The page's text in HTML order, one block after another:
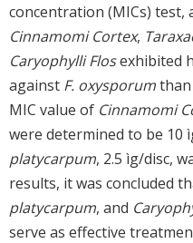
concentration (MICs) test,
Cinnamomi Cortex,
Caryophylli Flosexhibited
against F. oxysporum
MIC value of Cinnamomi
were determined to be 10
platycarpum, 2.5 ìg/disc,
results, it was concluded
platycarpum, and
serve as effective